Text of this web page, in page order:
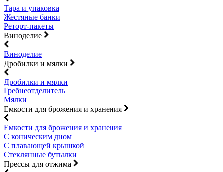
Тара и упаковка
Жестяные банки
Реторт-пакеты
Виноделие
Виноделие
Дробилки и мялки
Дробилки и мялки
Гребнеотделитель
Мялки
Емкости для брожения и хранения
Емкости для брожения и хранения
С коническим дном
С плавающей крышкой
Стеклянные бутылки
Прессы для отжима